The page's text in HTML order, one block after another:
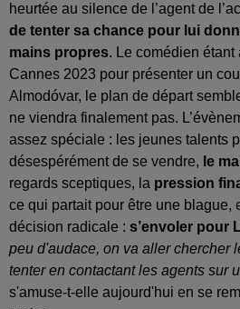
heurtée au silence de l’agent de
de tenter sa chance pour lui
mains propres. Le comédien
Cannes 2023 pour présenter un
Almodóvar, le plan de départ
ne viendra finalement pas.
assez spéciale : les jeunes talents
désespérément de se vendre, le
regards sceptiques, la pression
ce qui partait pour être une blague,
décision radicale : s’envoler pour
peu d'audace, on va aller chercher
tenter en contactant les agents sur
s'amuse-t-elle aujourd'hui en se